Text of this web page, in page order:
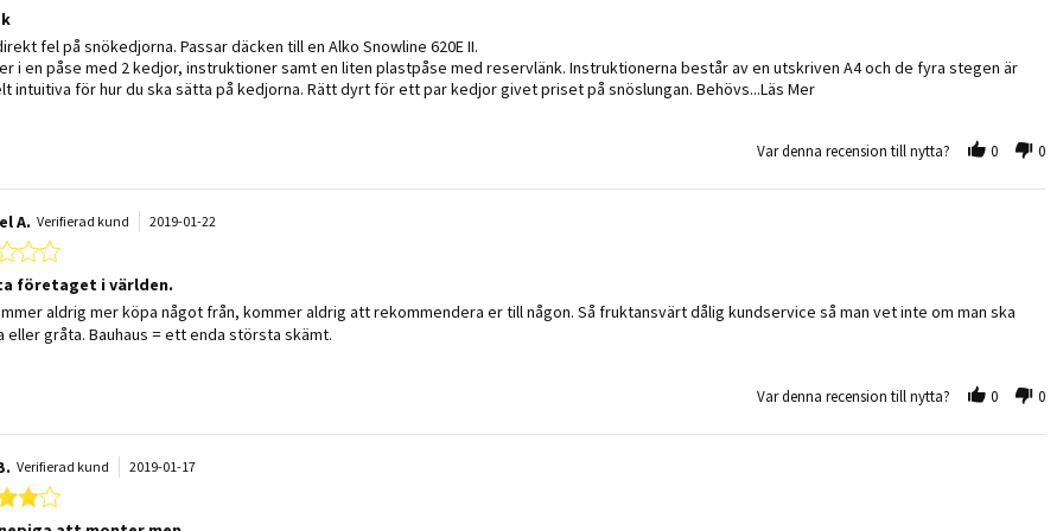
by Markus L. on 5 Jan 2024
stating Helt ok
fel på snökedjorna. Passar däcken till en Alko Snowline 620E II.
i en påse med 2 kedjor, instruktioner samt en liten plastpåse med reservlänk. Instruktionerna består av en utskriven A4 och de fyra stegen är
intuitiva för hur du ska sätta på kedjorna. Rätt dyrt för ett par kedjor givet priset på snöslungan. Behövs...Läs MerRead more about review stating
Var denna recension till nytta? 0 0
A. Verifierad kund
1.0 star rating
2019-01-22
företaget i världen.
by Michael A. on 22 Jan 2019
stating Sämsta företaget i världen.
aldrig mer köpa något från, kommer aldrig att rekommendera er till någon. Så fruktansvärt dålig kundservice så man vet inte om man ska
eller gråta. Bauhaus = ett enda största skämt.
Var denna recension till nytta? 0 0
Verifierad kund
4.0 star rating
2019-01-17